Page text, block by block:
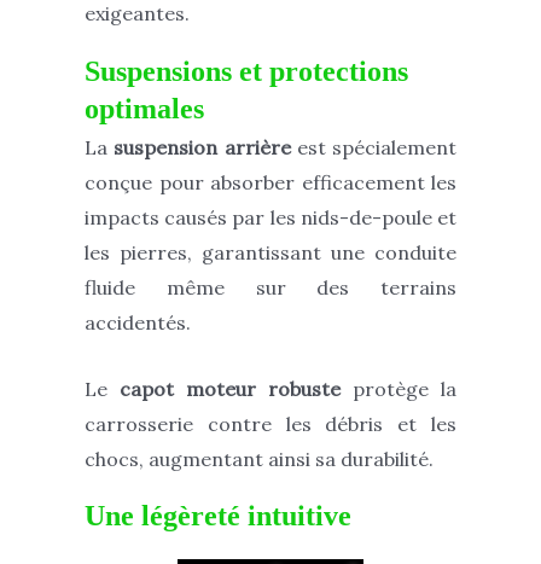
exigeantes.
Suspensions et protections
optimales
La suspension arrière est spécialement
conçue pour absorber efficacement les
impacts causés par les nids-de-poule et
les pierres, garantissant une conduite
fluide même sur des terrains
accidentés.
Le capot moteur robusteprotège la
carrosserie contre les débris et les
chocs, augmentant ainsi sa durabilité.
Une légèreté intuitive